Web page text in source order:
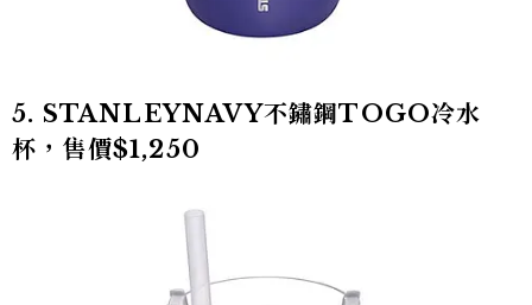
5. STANLEYNAVY不鏽鋼TOGO冷水
杯，售價$1,250